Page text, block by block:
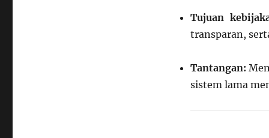
Tujuan
transparan,
Tantangan:
sistem lama